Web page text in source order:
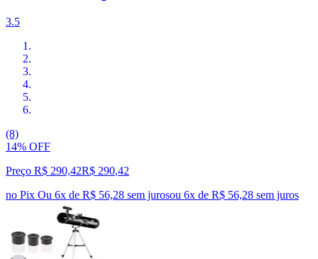
3.5
(8)
14% OFF
Preço R$ 290,42R$ 290,42
no Pix Ou 6x de R$ 56,28 sem jurosou 6x de R$ 56,28 sem juros